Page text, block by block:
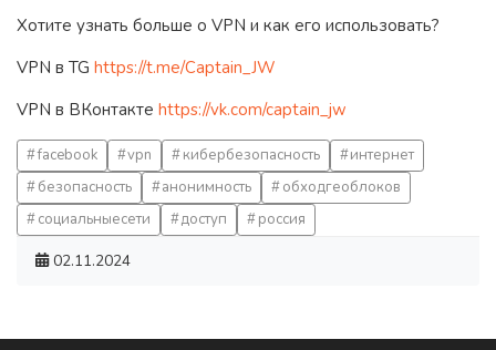
Хотите узнать больше о VPN и как его использовать?
VPN в TG https://t.me/Captain_JW
VPN в ВКонтакте https://vk.com/captain_jw
facebook vpn кибербезопасность
интернет
безопасность
анонимность
обходгеоблоков
социальныесети
доступ россия
02.11.2024